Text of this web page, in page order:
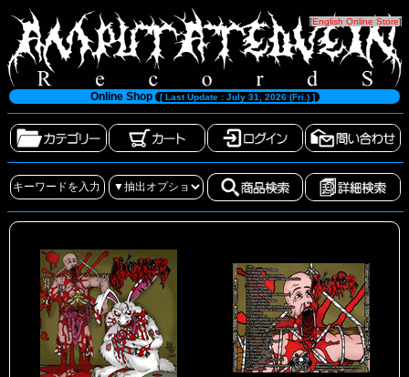
[English Online Store]
Online Shop [ Last Update : July 31, 2026 (Fri.) ]